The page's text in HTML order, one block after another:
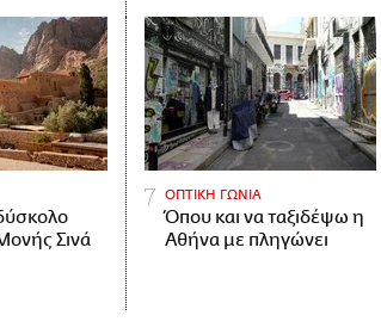
Σινά
ΟΠΤΙΚΗ ΓΩΝΙΑ
Όπου και να ταξιδέψω η
Αθήνα με πληγώνει